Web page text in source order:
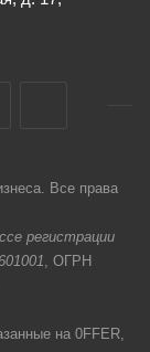
Все права
регистрации
, ОГРН
на 0FFER,